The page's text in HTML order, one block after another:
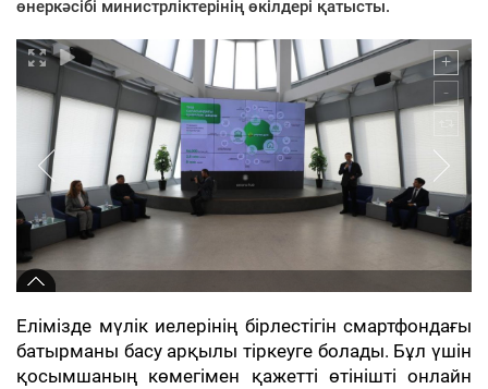
өнеркәсібі министрліктерінің өкілдері қатысты.
Елімізде мүлік иелерінің бірлестігін смартфондағы
батырманы басу арқылы тіркеуге болады. Бұл үшін
қосымшаның көмегімен қажетті өтінішті онлайн